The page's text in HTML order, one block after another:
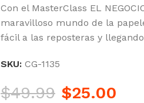
Con el MasterClass EL
maravilloso mundo de la
fácil a las reposteras y
SKU: CG-1135
$49.99 $25.00